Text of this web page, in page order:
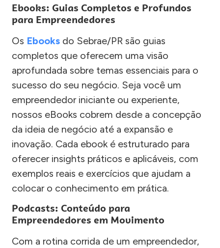
Ebooks: Guias Completos e Profundos
para Empreendedores
Os Ebooks do Sebrae/PR são guias
completos que oferecem uma visão
aprofundada sobre temas essenciais para o
sucesso do seu negócio. Seja você um
empreendedor iniciante ou experiente,
nossos eBooks cobrem desde a concepção
da ideia de negócio até a expansão e
inovação. Cada ebook é estruturado para
oferecer insights práticos e aplicáveis, com
exemplos reais e exercícios que ajudam a
colocar o conhecimento em prática.
Podcasts: Conteúdo para
Empreendedores em Movimento
Com a rotina corrida de um empreendedor,